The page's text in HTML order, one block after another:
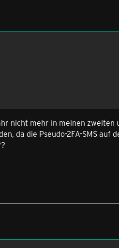
nicht mehr in meinen
da die Pseudo-2FA-SMS auf